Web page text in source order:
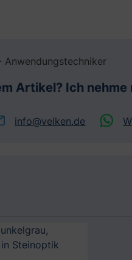
Anwendungstechniker
Artikel? Ich nehme
info@velken.de